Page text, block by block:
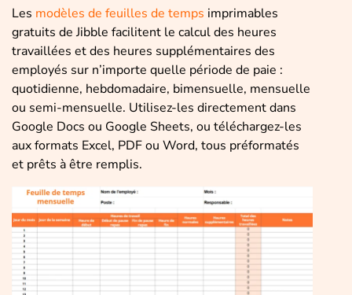
Les modèles de feuilles de temps imprimables
gratuits de Jibble facilitent le calcul des heures
travaillées et des heures supplémentaires des
employés sur n’importe quelle période de paie :
quotidienne, hebdomadaire, bimensuelle, mensuelle
ou semi-mensuelle. Utilisez-les directement dans
Google Docs ou Google Sheets, ou téléchargez-les
aux formats Excel, PDF ou Word, tous préformatés
et prêts à être remplis.